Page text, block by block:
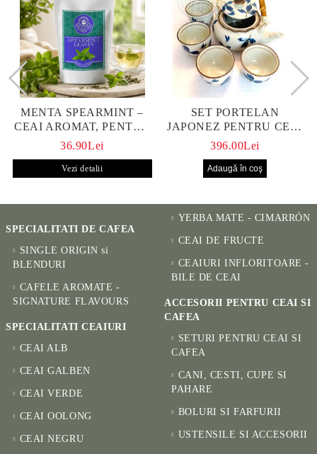
MENTA SPEARMINT –
CEAI AROMAT, PENTRU
CALM ȘI BENEFIC
36.90Lei
Vezi detalii
SET PORTELAN
JAPONEZ PENTRU CEAI
HANAKO, CEAINIC SI 4
396.00Lei
SPECIALITATI DE CAFEA
SINGLE ORIGIN si
BLENDURI
CAFELE AROMATE -
SIGNATURE FLAVOURS
SPECIALITATI CEAIURI
CEAI ALB
CEAI GALBEN
CEAI VERDE
CEAI OOLONG
CEAI NEGRU
YERBA MATE - CIMARRÓN
CEAI DE FRUCTE
CEAIURI INFLORITOARE -
BILE DE CEAI
ACCESORII PENTRU CEAI SI
CAFEA
SETURI PENTRU CEAI SI
CAFEA
CANI, CESTI, CUPE SI
PAHARE
BOLURI SI FARFURII
USTENSILE SI ACCESORII